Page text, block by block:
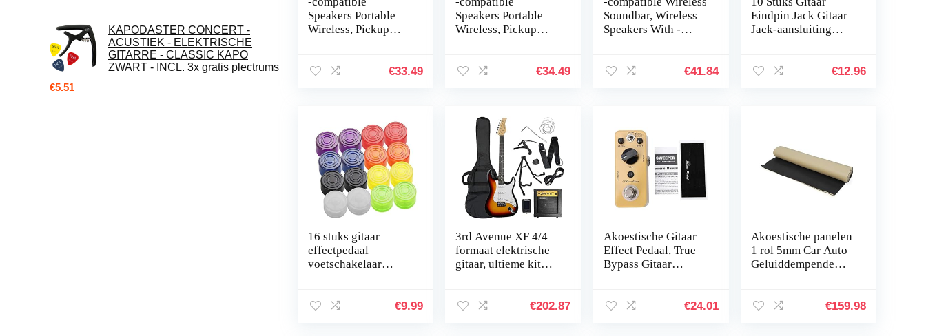
KAPODASTER CONCERT -
ACUSTIEK - ELEKTRISCHE
GITARRE - CLASSIC KAPO
ZWART - INCL. 3x gratis plectrums
€5.51
Speakers Portable
Wireless, Pickup
Speaker with -
€33.49
Speakers Portable
Wireless, Pickup
Speaker with -
€34.49
Soundbar, Wireless
Speakers With -
Bass Speaker,
€41.84
Eindpin Jack Gitaar
Jack-aansluiting
Jack Aansluiting€12.96
16 stuks gitaar
effectpedaal
voetschakelaar
voetschakelaar cap
€9.99
3rd Avenue XF 4/4
formaat elektrische
gitaar, ultieme kit
gitaarband,
€202.87
Akoestische Gitaar
Effect Pedaal, True
Bypass Gitaar
Elektrische Gitaar
€24.01
Akoestische panelen
1 rol 5mm Car Auto
Geluiddempende
Interieur
€159.98